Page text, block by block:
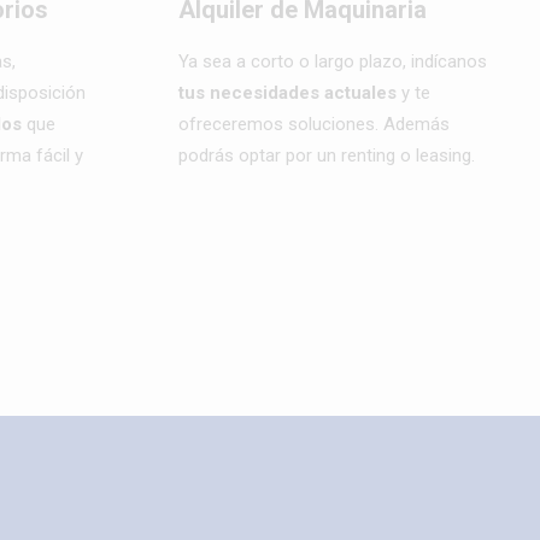
que
fácil y
Alquiler de Maquinaria
Ya sea a corto o largo plazo, indícanos
tus necesidades actuales y te
ofreceremos soluciones. Además
podrás optar por un renting o leasing.